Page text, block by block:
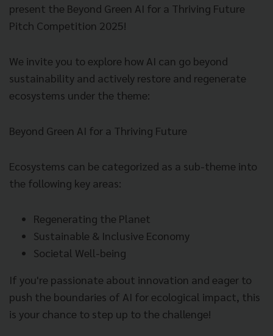
present the Beyond Green AI for a Thriving Future
Pitch Competition 2025!
We invite you to explore how AI can go beyond
sustainability and actively restore and regenerate
ecosystems under the theme:
Beyond Green AI for a Thriving Future
Ecosystems can be categorized as a sub-theme into
the following key areas:
Regenerating the Planet
Sustainable & Inclusive Economy
Societal Well-being
If you're passionate about innovation and eager to
push the boundaries of AI for ecological impact, this
is your chance to step up to the challenge!